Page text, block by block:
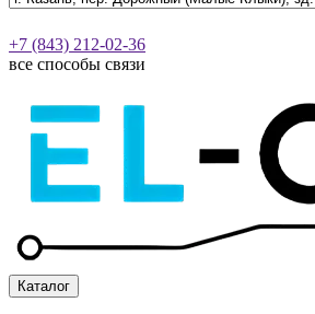
+7 (843) 212-02-36
все способы связи
Каталог